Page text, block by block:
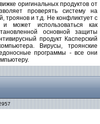
оригинальных продуктов от
проверять систему на
троянов и т.д. Не конфликтует с
и может использоваться как
основной защиты
продукт Касперский
Вирусы, троянские
программы - все они